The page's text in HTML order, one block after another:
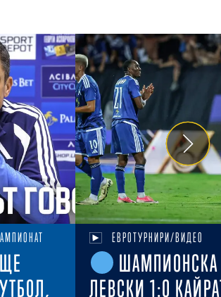
ЕВРОТУРНИРИ/ВИДЕО
ШАМПИОНСКА
ЛЕВСКИ 1:0